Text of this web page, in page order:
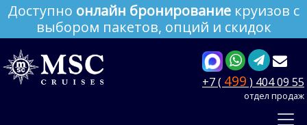
Доступно онлайн бронирование круизов с
выбором пакетов, опций и скидок
+7 ( 499 ) 404 09 55
отдел продаж